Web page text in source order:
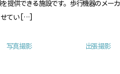
提供できる施設です。歩行機器のメー
せてい […]
写真撮影 出張撮影